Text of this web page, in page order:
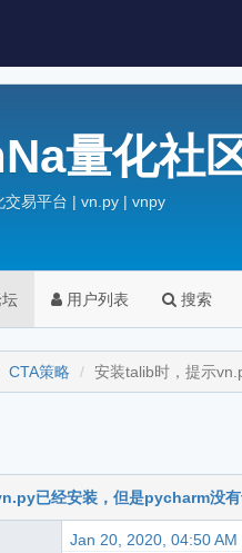
量化社
交易平台 | vn.py | vnpy
用户列表 搜索
CTA策略 安装talib时，提示
已经安装，但是pycharm没
Jan 20, 2020, 04:50 AM